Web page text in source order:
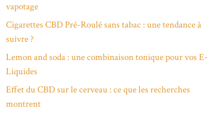
vapotage
Cigarettes CBD Pré-Roulé sans tabac : une tendance à
suivre ?
Lemon and soda : une combinaison tonique pour vos E-
Liquides
Effet du CBD sur le cerveau : ce que les recherches
montrent